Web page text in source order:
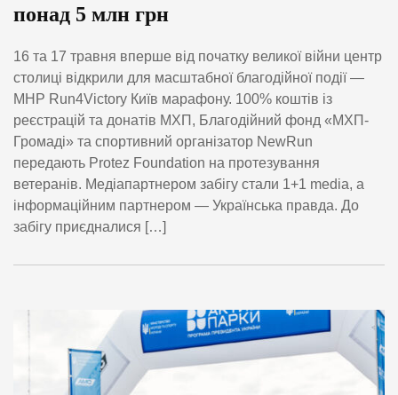
понад 5 млн грн
16 та 17 травня вперше від початку великої війни центр
столиці відкрили для масштабної благодійної події —
MHP Run4Victory Київ марафону. 100% коштів із
реєстрацій та донатів МХП, Благодійний фонд «МХП-
Громаді» та спортивний організатор NewRun
передають Protez Foundation на протезування
ветеранів. Медіапартнером забігу стали 1+1 media, а
інформаційним партнером — Українська правда. До
забігу приєдналися […]